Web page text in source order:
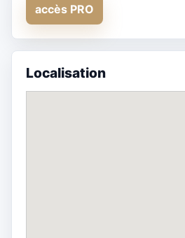
accès PRO
Localisation